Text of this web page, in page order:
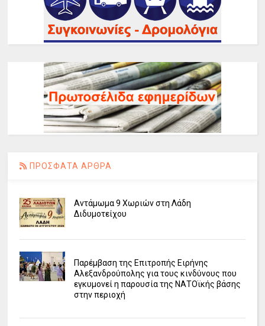
ΠΡΟΣΦΑΤΑ ΑΡΘΡΑ
Αντάμωμα 9 Χωριών στη Λάδη
Διδυμοτείχου
Παρέμβαση της Επιτροπής Ειρήνης
Αλεξανδρούπολης για τους κινδύνους που
εγκυμονεί η παρουσία της ΝΑΤΟϊκής βάσης
στην περιοχή